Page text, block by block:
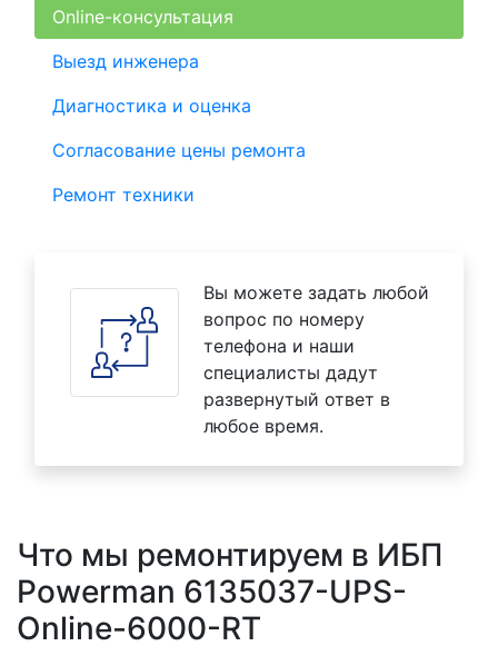
Online-консультация
Выезд инженера
Диагностика и оценка
Согласование цены ремонта
Ремонт техники
Вы можете задать любой
вопрос по номеру
телефона и наши
специалисты дадут
развернутый ответ в
любое время.
Что мы ремонтируем в ИБП
Powerman 6135037-UPS-
Online-6000-RT